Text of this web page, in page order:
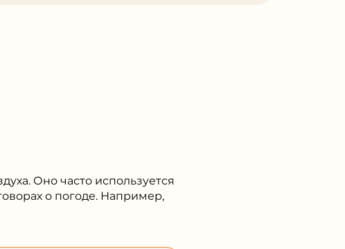
Оно часто используется
о погоде. Например,